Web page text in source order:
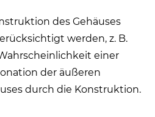
des Gehäuses
werden, z. B.
einer
der äußeren
durch die Konstruktion.